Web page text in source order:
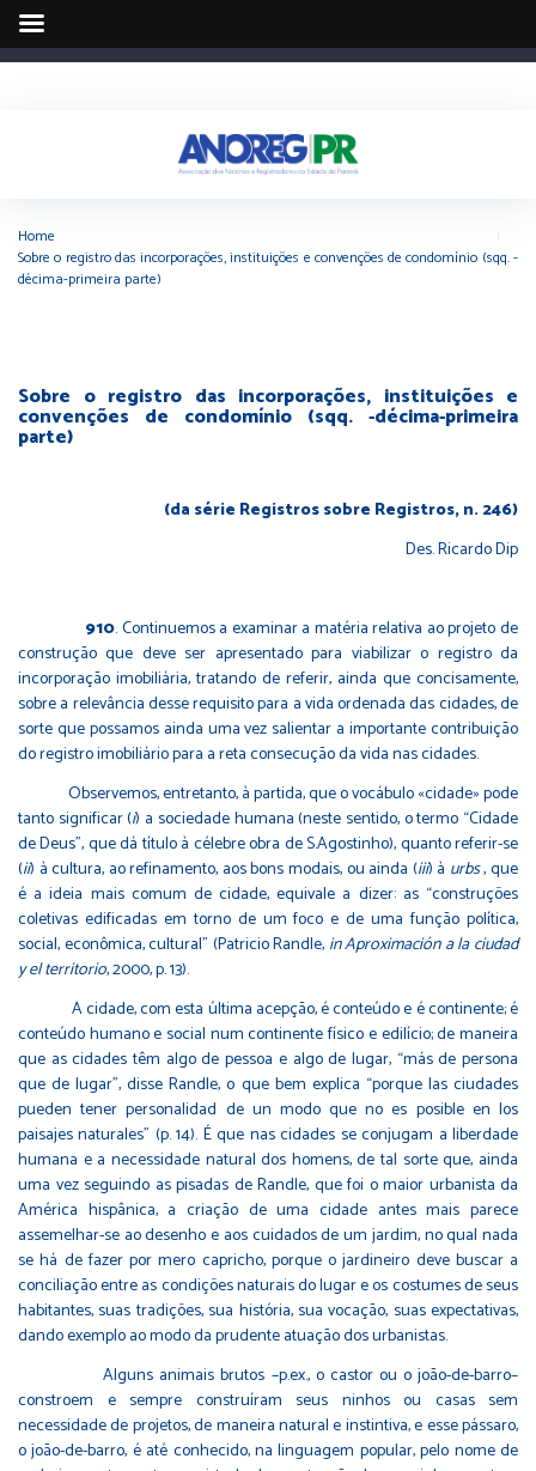
Home
Sobre o registro das incorporações, instituições e convenções de condomínio (sqq. -
décima-primeira parte)
Sobre o registro das incorporações, instituições e
convenções de condomínio (sqq. -décima-primeira
parte)
(da série Registros sobre Registros, n. 246)
Des. Ricardo Dip
910. Continuemos a examinar a matéria relativa ao projeto de
construção que deve ser apresentado para viabilizar o registro da
incorporação imobiliária, tratando de referir, ainda que concisamente,
sobre a relevância desse requisito para a vida ordenada das cidades, de
sorte que possamos ainda uma vez salientar a importante contribuição
do registro imobiliário para a reta consecução da vida nas cidades.
Observemos, entretanto, à partida, que o vocábulo «cidade» pode
tanto significar (i) a sociedade humana (neste sentido, o termo “Cidade
de Deus”, que dá título à célebre obra de S.Agostinho), quanto referir-se
(ii) à cultura, ao refinamento, aos bons modais, ou ainda (iii) à urbs, que
é a ideia mais comum de cidade, equivale a dizer: as “construções
coletivas edificadas em torno de um foco e de uma função política,
social, econômica, cultural” (Patricio Randle, inAproximación a la ciudad
y el territorio, 2000, p. 13).
A cidade, com esta última acepção, é conteúdo e é continente; é
conteúdo humano e social num continente físico e edilício; de maneira
que as cidades têm algo de pessoa e algo de lugar, “más de persona
que de lugar”, disse Randle, o que bem explica “porque las ciudades
pueden tener personalidad de un modo que no es posible en los
paisajes naturales” (p. 14). É que nas cidades se conjugam a liberdade
humana e a necessidade natural dos homens, de tal sorte que, ainda
uma vez seguindo as pisadas de Randle, que foi o maior urbanista da
América hispânica, a criação de uma cidade antes mais parece
assemelhar-se ao desenho e aos cuidados de um jardim, no qual nada
se há de fazer por mero capricho, porque o jardineiro deve buscar a
conciliação entre as condições naturais do lugar e os costumes de seus
habitantes, suas tradições, sua história, sua vocação, suas expectativas,
dando exemplo ao modo da prudente atuação dos urbanistas.
Alguns animais brutos –p.ex., o castor ou o joão-de-barro–
constroem e sempre construíram seus ninhos ou casas sem
necessidade de projetos, de maneira natural e instintiva, e esse pássaro,
o joão-de-barro, é até conhecido, na linguagem popular, pelo nome de